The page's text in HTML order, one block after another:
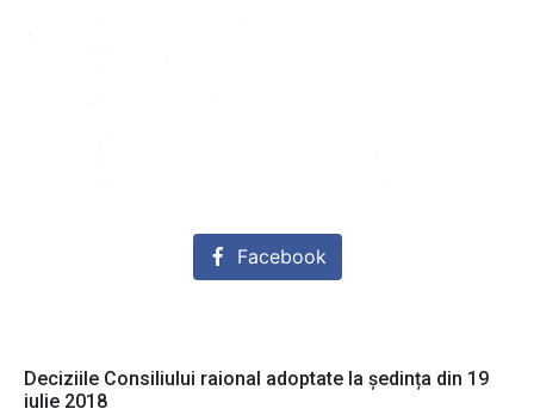
Facebook
Deciziile Consiliului raional adoptate la ședința din 19
iulie 2018